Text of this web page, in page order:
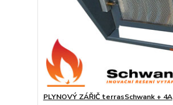
PLYNOVÝ ZÁŘIČ terrasSchwank + 4A